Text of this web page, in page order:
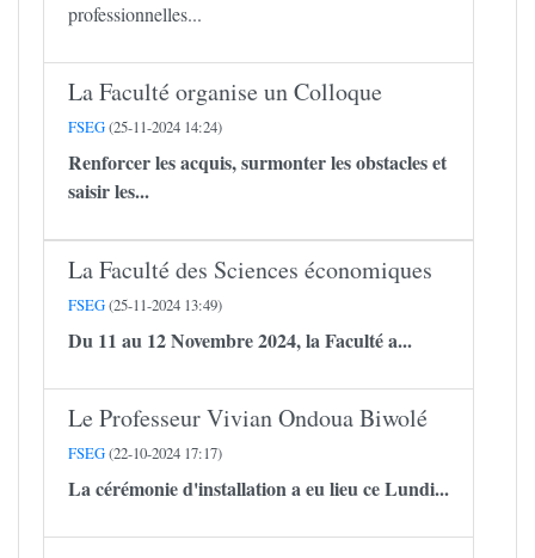
professionnelles...
La Faculté organise un Colloque
FSEG(25-11-2024 14:24)
Renforcer les acquis, surmonter les obstacles et
saisir les...
La Faculté des Sciences économiques
FSEG(25-11-2024 13:49)
Du 11 au 12 Novembre 2024, la Faculté a...
Le Professeur Vivian Ondoua Biwolé
FSEG(22-10-2024 17:17)
La cérémonie d'installation a eu lieu ce Lundi...